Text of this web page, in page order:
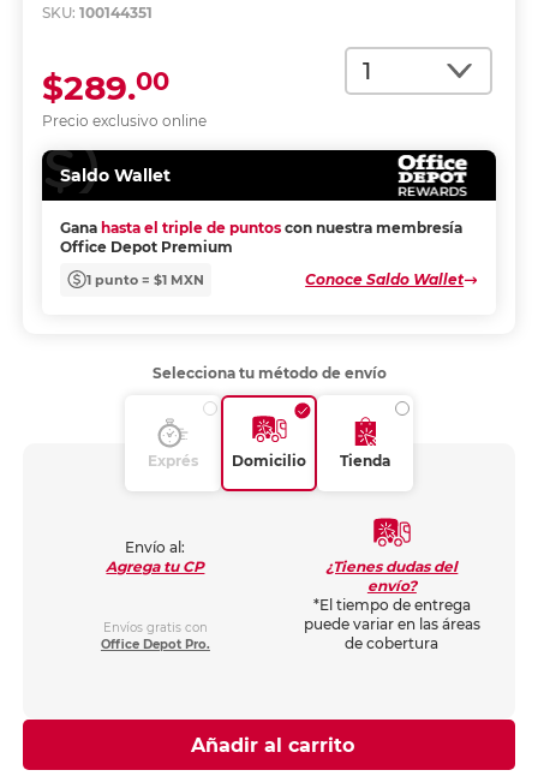
SKU: 100144351
Cantidad
Precio exclusivo online
$289.00
Saldo Wallet
Gana hasta el triple de puntos con nuestra membresía
Office Depot Premium
1 punto = $1 MXN Conoce Saldo Wallet
Selecciona tu método de envío
Exprés Domicilio Tienda
Envío al:
Agrega tu CP
Envíos gratis con
Office Depot Pro.
¿Tienes dudas del
envío?
*El tiempo de entrega
puede variar en las áreas
de cobertura
Añadir al carrito